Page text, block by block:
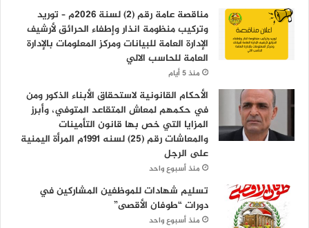
مناقصة عامة رقم (2) لسنة 2026م – توريد
وتركيب منظومة انذار وإطفاء الحرائق لأرشيف
الإدارة العامة للبيانات ومركز المعلومات بالإدارة
العامة للحاسب الالي
منذ 5 أيام
الأحكام القانونية لاستحقاق الأبناء الذكور ومن
في حكمهم لمعاش المتقاعد المتوفي، وأبرز
المزايا التي خص بها قانون التأمينات
والمعاشات رقم (25) لسنه 1991م المرأة اليمنية
على الرجل
منذ أسبوع واحد
تسليم شهادات للموظفين المشاركين في
دورات “طوفان الأقصى”
منذ أسبوع واحد